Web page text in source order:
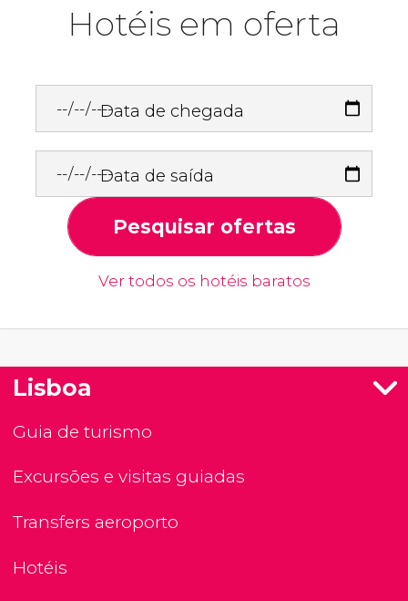
Hotéis em oferta
Data de chegada
Data de saída
Pesquisar ofertas
Ver todos os hotéis baratos
Lisboa
Guia de turismo
Excursões e visitas guiadas
Transfers aeroporto
Hotéis